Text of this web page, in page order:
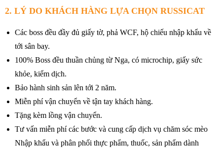
2. LÝ DO KHÁCH HÀNG LỰA CHỌN RUSSICAT
Các boss đều đầy đủ giấy tờ, phả WCF, hộ chiếu nhập khẩu về
tới sân bay.
100% Boss đều thuần chủng từ Nga, có microchip, giấy sức
khỏe, kiểm dịch.
Bảo hành sinh sản lên tới 2 năm.
Miễn phí vận chuyển về tận tay khách hàng.
Tặng kèm lồng vận chuyển.
Tư vấn miễn phí các bước và cung cấp dịch vụ chăm sóc mèo
Nhập khẩu và phân phối thực phẩm, thuốc, sản phẩm dành